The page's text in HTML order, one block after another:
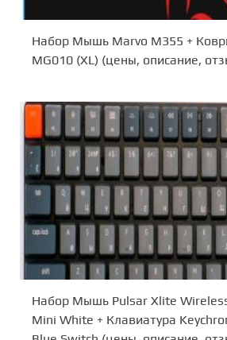
Набор Мышь Marvo M355 +
MG010 (XL) (цены, описание,
Набор Мышь Pulsar Xlite
Mini White + Клавиатура